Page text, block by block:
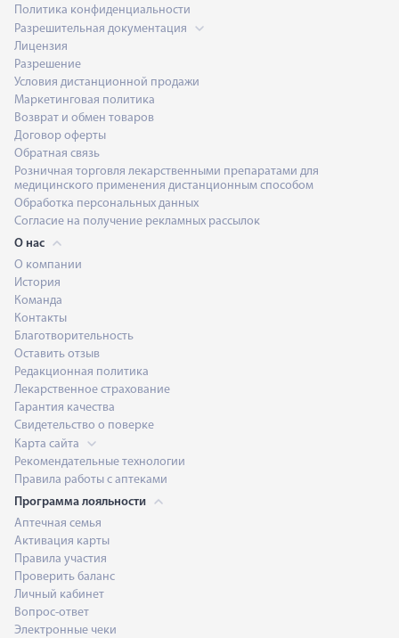
Политика конфиденциальности
Разрешительная документация
Лицензия
Разрешение
Условия дистанционной продажи
Маркетинговая политика
Возврат и обмен товаров
Договор оферты
Обратная связь
Розничная торговля лекарственными препаратами для
медицинского применения дистанционным способом
Обработка персональных данных
Согласие на получение рекламных рассылок
О нас
О компании
История
Команда
Контакты
Благотворительность
Оставить отзыв
Редакционная политика
Лекарственное страхование
Гарантия качества
Свидетельство о поверке
Карта сайта
Рекомендательные технологии
Правила работы с аптеками
Программа лояльности
Аптечная семья
Активация карты
Правила участия
Проверить баланс
Личный кабинет
Вопрос-ответ
Электронные чеки